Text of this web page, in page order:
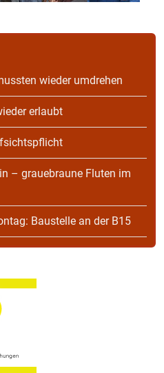
wieder umdrehen
erlaubt
– grauebraune Fluten im
Baustelle an der B15